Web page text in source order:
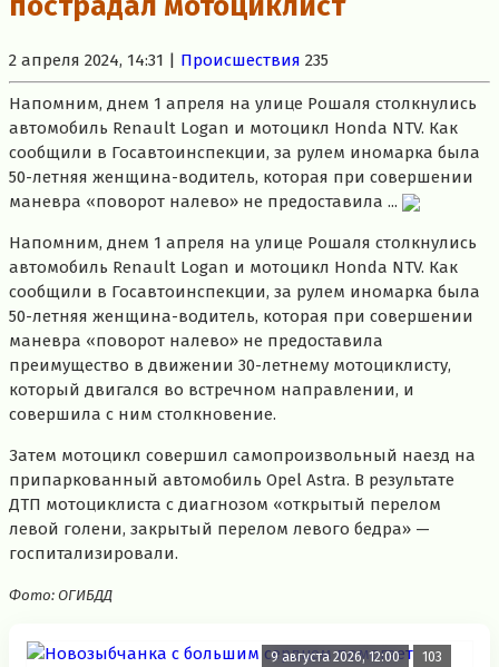
2 апреля 2024, 14:31 | Происшествия 235
Напомним, днем 1 апреля на улице Рошаля столкнулись
автомобиль Renault Logan и мотоцикл Honda NTV. Как
сообщили в Госавтоинспекции, за рулем иномарка была
50-летняя женщина-водитель, которая при совершении
маневра «поворот налево» не предоставила ...
Напомним, днем 1 апреля на улице Рошаля столкнулись
автомобиль Renault Logan и мотоцикл Honda NTV. Как
сообщили в Госавтоинспекции, за рулем иномарка была
50-летняя женщина-водитель, которая при совершении
маневра «поворот налево» не предоставила
преимущество в движении 30-летнему мотоциклисту,
который двигался во встречном направлении, и
совершила с ним столкновение.
Затем мотоцикл совершил самопроизвольный наезд на
припаркованный автомобиль Opel Astra. В результате
ДТП мотоциклиста с диагнозом «открытый перелом
левой голени, закрытый перелом левого бедра» —
госпитализировали.
Фото: ОГИБДД
9 августа 2026, 12:00 103